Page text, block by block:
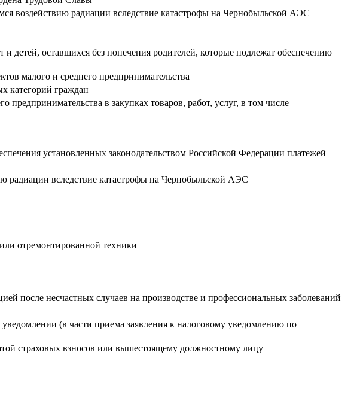
воздействию радиации вследствие катастрофы на Чернобыльской АЭС
детей, оставшихся без попечения родителей, которые подлежат обеспечению
малого и среднего предпринимательства
категорий граждан
в закупках товаров, работ, услуг, в том числе
установленных законодательством Российской Федерации платежей
радиации вследствие катастрофы на Чернобыльской АЭС
отремонтированной техники
после несчастных случаев на производстве и профессиональных заболеваний
(в части приема заявления к налоговому уведомлению по
страховых взносов или вышестоящему должностному лицу